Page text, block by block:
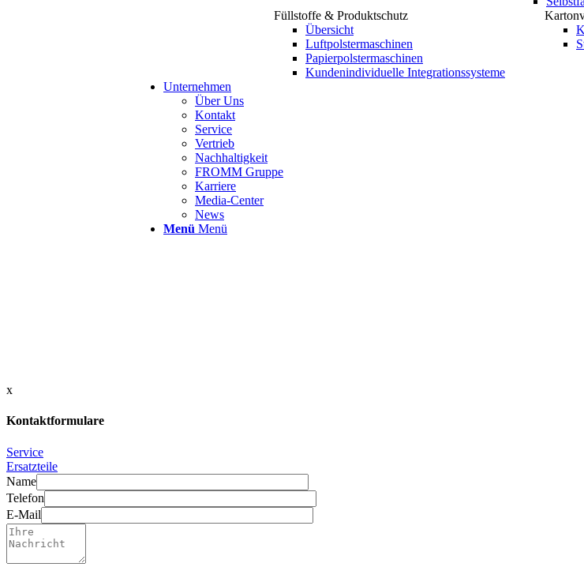
Füllstoffe & Produktschutz
Übersicht
Luftpolstermaschinen
Papierpolstermaschinen
Kundenindividuelle Integrationssysteme
Unternehmen
Über Uns
Kontakt
Service
Vertrieb
Nachhaltigkeit
FROMM Gruppe
Karriere
Media-Center
News
Menü Menü
x
Kontaktformulare
Service
Ersatzteile
Name
Telefon
E-Mail